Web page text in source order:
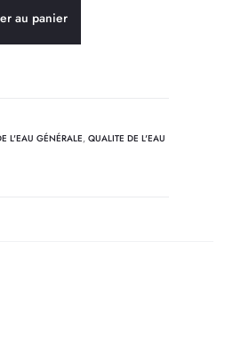
au panier
L'EAU GÉNÉRALE, QUALITE DE L'EAU